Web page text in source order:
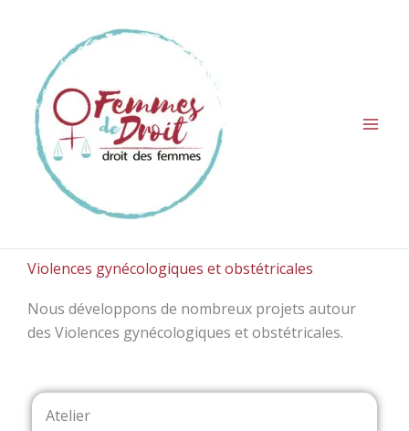
Violences gynécologiques et obstétricales
Nous développons de nombreux projets autour
des Violences gynécologiques et obstétricales.
Atelier